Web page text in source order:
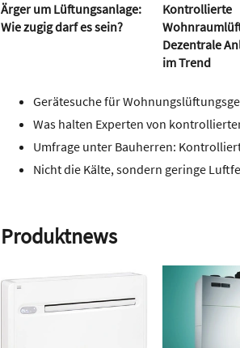
Ärger um Lüftungsanlage:
Wie zugig darf es sein?
Kontrollierte
Dezentrale
im Trend
Gerätesuche für
Was halten Experten von
Umfrage unter Bauherren:
Nicht die Kälte, sondern geringe
Produktnews